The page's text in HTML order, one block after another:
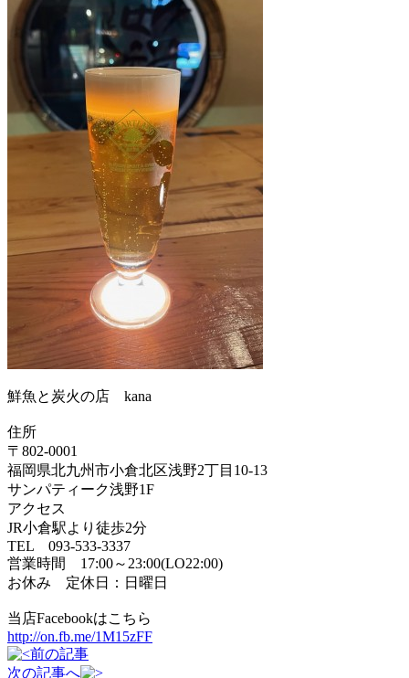
鮮魚と炭火の店 kana
住所
〒802-0001
福岡県北九州市小倉北区浅野2丁目10-13
サンパティーク浅野1F
アクセス
JR小倉駅より徒歩2分
TEL 093-533-3337
営業時間 17:00～23:00(LO22:00)
お休み 定休日：日曜日
当店Facebookはこちら
http://on.fb.me/1M15zFF
前の記事
次の記事へ